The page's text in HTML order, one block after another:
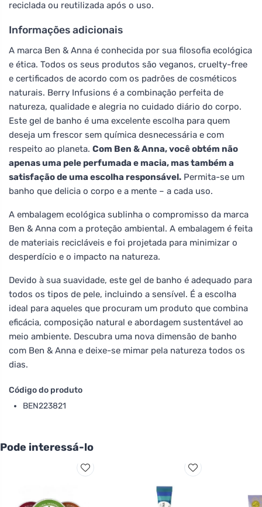
reciclada ou reutilizada após o uso.
Informações adicionais
A marca Ben & Anna é conhecida por sua filosofia ecológica
e ética. Todos os seus produtos são veganos, cruelty-free
e certificados de acordo com os padrões de cosméticos
naturais. Berry Infusions é a combinação perfeita de
natureza, qualidade e alegria no cuidado diário do corpo.
Este gel de banho é uma excelente escolha para quem
deseja um frescor sem química desnecessária e com
respeito ao planeta. Com Ben & Anna, você obtém não
apenas uma pele perfumada e macia, mas também a
satisfação de uma escolha responsável. Permita-se um
banho que delicia o corpo e a mente – a cada uso.
A embalagem ecológica sublinha o compromisso da marca
Ben & Anna com a proteção ambiental. A embalagem é feita
de materiais recicláveis e foi projetada para minimizar o
desperdício e o impacto na natureza.
Devido à sua suavidade, este gel de banho é adequado para
todos os tipos de pele, incluindo a sensível. É a escolha
ideal para aqueles que procuram um produto que combina
eficácia, composição natural e abordagem sustentável ao
meio ambiente. Descubra uma nova dimensão de banho
com Ben & Anna e deixe-se mimar pela natureza todos os
dias.
Código do produto
BEN223821
Pode interessá-lo